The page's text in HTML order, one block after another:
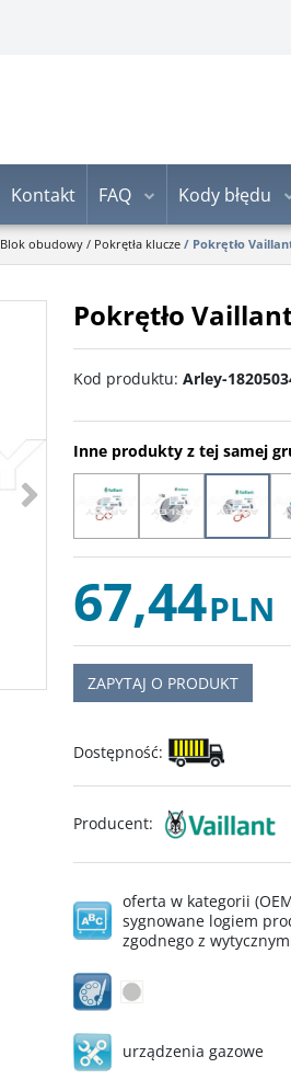
Kontakt FAQ Kody błędu
Blok obudowy / Pokrętła klucze / Pokrętło
Pokrętło
Kod produktu: Arley-
Inne produkty z tej samej
67,44PLN
ZAPYTAJ O PRODUKT
Dostępność:
Producent:
oferta w kategorii
sygnowane logiem
zgodnego z
urządzenia gazowe